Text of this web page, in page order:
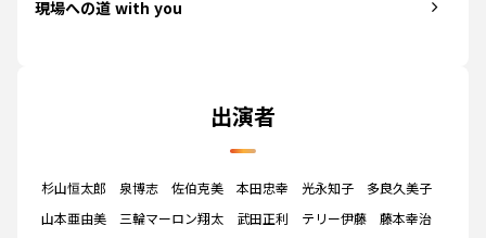
現場への道 with you
出演者
杉山恒太郎 泉博志 佐伯克美 本田忠幸 光永知子
多良久美子
山本亜由美
三輪マーロン翔太 武田正利 テリー伊藤
藤本幸治